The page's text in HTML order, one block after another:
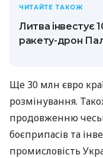
ЧИТАЙТЕ ТАКОЖ
Литва інвестує
ракету-дрон
Ще 30 млн євро
розмінування.
продовженню
боєприпасів та
промисловість